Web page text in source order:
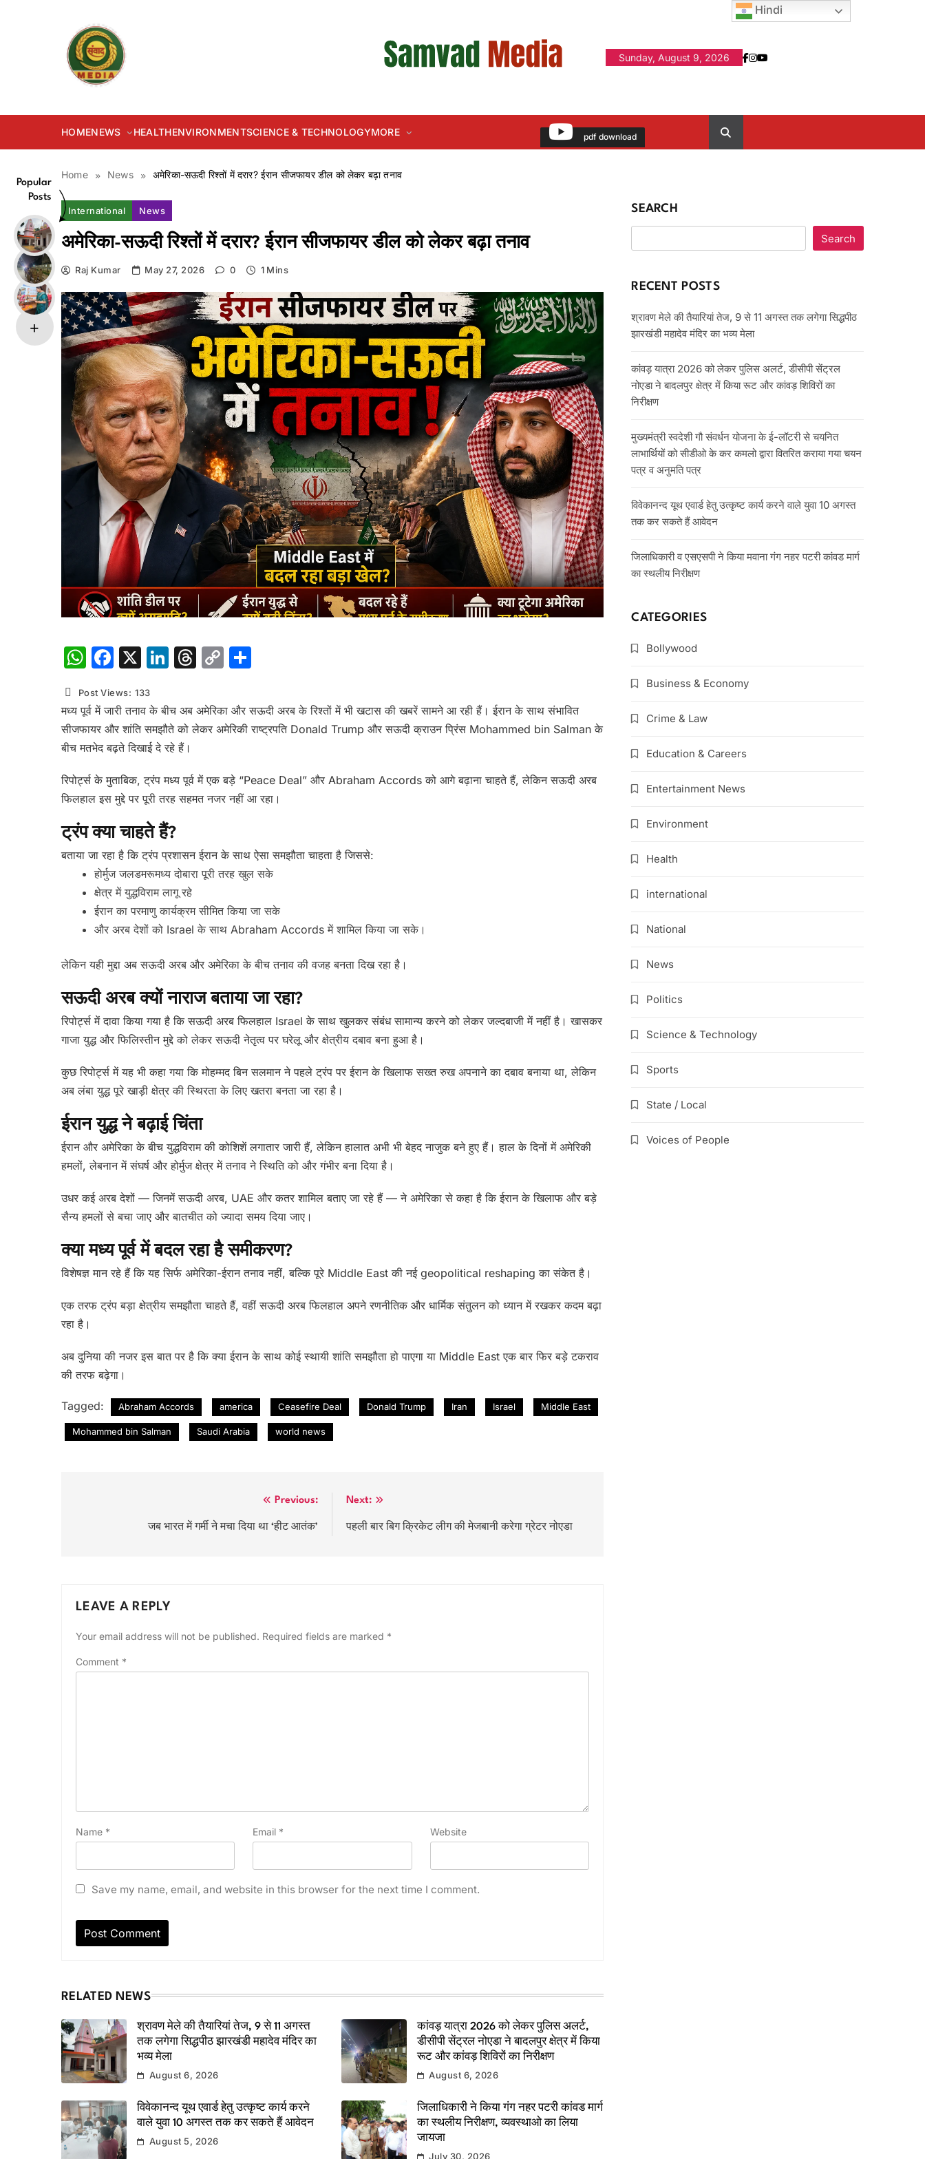
Sunday, August 9, 2026
HOMENEWS HEALTHENVIRONMENTSCIENCE & TECHNOLOGYMORE pdf download
Home News अमेरिका-सऊदी रिश्तों में दरार? ईरान सीजफायर डील को लेकर बढ़ा तनाव
Popular
Posts
International News
अमेरिका-सऊदी रिश्तों में दरार? ईरान सीजफायर डील को लेकर बढ़ा तनाव
Raj Kumar May 27, 2026 0 1 Mins
WhatsApp
Facebook
X LinkedIn
Threads
Copy
Post Views: 133
मध्य पूर्व में जारी तनाव के बीच अब अमेरिका और सऊदी अरब के रिश्तों में भी खटास की खबरें सामने आ रही हैं। ईरान के साथ संभावित
सीजफायर और शांति समझौते को लेकर अमेरिकी राष्ट्रपति Donald Trump और सऊदी क्राउन प्रिंस Mohammed bin Salman के
बीच मतभेद बढ़ते दिखाई दे रहे हैं।
रिपोर्ट्स के मुताबिक, ट्रंप मध्य पूर्व में एक बड़े “Peace Deal” और Abraham Accords को आगे बढ़ाना चाहते हैं, लेकिन सऊदी अरब
फिलहाल इस मुद्दे पर पूरी तरह सहमत नजर नहीं आ रहा।
ट्रंप क्या चाहते हैं?
बताया जा रहा है कि ट्रंप प्रशासन ईरान के साथ ऐसा समझौता चाहता है जिससे:
होर्मुज जलडमरूमध्य दोबारा पूरी तरह खुल सके
क्षेत्र में युद्धविराम लागू रहे
ईरान का परमाणु कार्यक्रम सीमित किया जा सके
और अरब देशों को Israel के साथ Abraham Accords में शामिल किया जा सके।
लेकिन यही मुद्दा अब सऊदी अरब और अमेरिका के बीच तनाव की वजह बनता दिख रहा है।
सऊदी अरब क्यों नाराज बताया जा रहा?
रिपोर्ट्स में दावा किया गया है कि सऊदी अरब फिलहाल Israel के साथ खुलकर संबंध सामान्य करने को लेकर जल्दबाजी में नहीं है। खासकर
गाजा युद्ध और फिलिस्तीन मुद्दे को लेकर सऊदी नेतृत्व पर घरेलू और क्षेत्रीय दबाव बना हुआ है।
कुछ रिपोर्ट्स में यह भी कहा गया कि मोहम्मद बिन सलमान ने पहले ट्रंप पर ईरान के खिलाफ सख्त रुख अपनाने का दबाव बनाया था, लेकिन
अब लंबा युद्ध पूरे खाड़ी क्षेत्र की स्थिरता के लिए खतरा बनता जा रहा है।
ईरान युद्ध ने बढ़ाई चिंता
ईरान और अमेरिका के बीच युद्धविराम की कोशिशें लगातार जारी हैं, लेकिन हालात अभी भी बेहद नाजुक बने हुए हैं। हाल के दिनों में अमेरिकी
हमलों, लेबनान में संघर्ष और होर्मुज क्षेत्र में तनाव ने स्थिति को और गंभीर बना दिया है।
उधर कई अरब देशों — जिनमें सऊदी अरब, UAE और कतर शामिल बताए जा रहे हैं — ने अमेरिका से कहा है कि ईरान के खिलाफ और बड़े
सैन्य हमलों से बचा जाए और बातचीत को ज्यादा समय दिया जाए।
क्या मध्य पूर्व में बदल रहा है समीकरण?
विशेषज्ञ मान रहे हैं कि यह सिर्फ अमेरिका-ईरान तनाव नहीं, बल्कि पूरे Middle East की नई geopolitical reshaping का संकेत है।
एक तरफ ट्रंप बड़ा क्षेत्रीय समझौता चाहते हैं, वहीं सऊदी अरब फिलहाल अपने रणनीतिक और धार्मिक संतुलन को ध्यान में रखकर कदम बढ़ा
रहा है।
अब दुनिया की नजर इस बात पर है कि क्या ईरान के साथ कोई स्थायी शांति समझौता हो पाएगा या Middle East एक बार फिर बड़े टकराव
की तरफ बढ़ेगा।
Tagged: Abraham Accords america Ceasefire Deal Donald Trump Iran Israel Middle East
Mohammed bin Salman Saudi Arabia world news
Previous:
जब भारत में गर्मी ने मचा दिया था ‘हीट आतंक’
Next:
पहली बार बिग क्रिकेट लीग की मेजबानी करेगा ग्रेटर नोएडा
LEAVE A REPLY
Your email address will not be published. Required fields are marked *
Comment *
Name * Email * Website
Save my name, email, and website in this browser for the next time I comment.
RELATED NEWS
श्रावण मेले की तैयारियां तेज, 9 से 11 अगस्त
तक लगेगा सिद्धपीठ झारखंडी महादेव मंदिर का
भव्य मेला
August 6, 2026
कांवड़ यात्रा 2026 को लेकर पुलिस अलर्ट,
डीसीपी सेंट्रल नोएडा ने बादलपुर क्षेत्र में किया
रूट और कांवड़ शिविरों का निरीक्षण
August 6, 2026
विवेकानन्द यूथ एवार्ड हेतु उत्कृष्ट कार्य करने
वाले युवा 10 अगस्त तक कर सकते हैं आवेदन
August 5, 2026
जिलाधिकारी ने किया गंग नहर पटरी कांवड मार्ग
का स्थलीय निरीक्षण, व्यवस्थाओ का लिया
जायजा
July 30, 2026
SEARCH
Search
RECENT POSTS
श्रावण मेले की तैयारियां तेज, 9 से 11 अगस्त तक लगेगा सिद्धपीठ
झारखंडी महादेव मंदिर का भव्य मेला
कांवड़ यात्रा 2026 को लेकर पुलिस अलर्ट, डीसीपी सेंट्रल
नोएडा ने बादलपुर क्षेत्र में किया रूट और कांवड़ शिविरों का
निरीक्षण
मुख्यमंत्री स्वदेशी गौ संवर्धन योजना के ई-लॉटरी से चयनित
लाभार्थियों को सीडीओ के कर कमलो द्वारा वितरित कराया गया चयन
पत्र व अनुमति पत्र
विवेकानन्द यूथ एवार्ड हेतु उत्कृष्ट कार्य करने वाले युवा 10 अगस्त
तक कर सकते हैं आवेदन
जिलाधिकारी व एसएसपी ने किया मवाना गंग नहर पटरी कांवड मार्ग
का स्थलीय निरीक्षण
CATEGORIES
Bollywood
Business & Economy
Crime & Law
Education & Careers
Entertainment News
Environment
Health
international
National
News
Politics
Science & Technology
Sports
State / Local
Voices of People
Hindi